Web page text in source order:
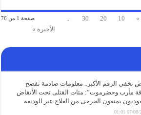
صفحة 1 من 76 »
10
20
30
...
الأخيرة »
تخفي الرقم الأكبر.. معلومات صادمة تفضح
مأرب وحضرموت”: مئات القتلى تحت الأنقاض
يمنعون الجرحى من العلاج عبر الوديعة
07/08/